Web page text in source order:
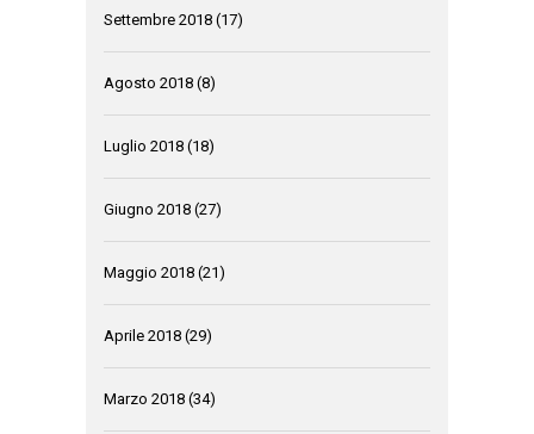
Settembre 2018 (17)
Agosto 2018 (8)
Luglio 2018 (18)
Giugno 2018 (27)
Maggio 2018 (21)
Aprile 2018 (29)
Marzo 2018 (34)